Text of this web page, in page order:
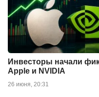
Инвесторы начали
Apple и NVIDIA
26 июня, 20:31